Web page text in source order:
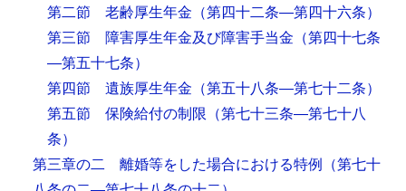
第二節 老齢厚生年金 （第四十二条―第四十六条）
第三節 障害厚生年金及び障害手当金 （第四十七条
―第五十七条）
第四節 遺族厚生年金 （第五十八条―第七十二条）
第五節 保険給付の制限 （第七十三条―第七十八
条）
第三章の二 離婚等をした場合における特例 （第七十